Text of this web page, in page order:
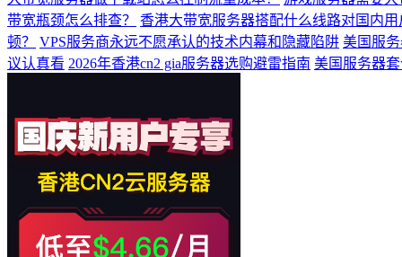
带宽瓶颈怎么排查？
香港大带宽服务器搭配什么线路对国内
顿？
VPS服务商永远不愿承认的技术内幕和隐藏陷阱 美国服
议认真看 2026年香港cn2 gia服务器选购避雷指南 美国服务器